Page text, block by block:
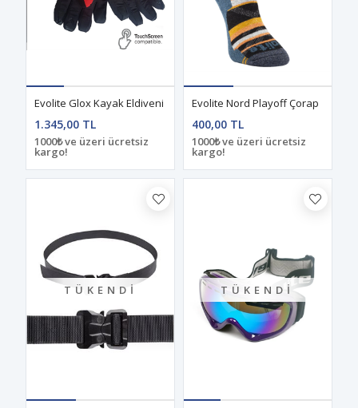
Evolite Glox Kayak Eldiveni
1.345,00 TL
1000₺ ve üzeri ücretsiz
kargo!
Evolite Nord Playoff Çorap
400,00 TL
1000₺ ve üzeri ücretsiz
kargo!
TÜKENDI TÜKENDI